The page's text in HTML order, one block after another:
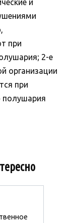
и
при
2-е
организации
при
полушария